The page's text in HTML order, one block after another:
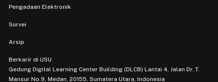
Pengadaan Elektronik
Survei
Arsip
Berkarir di USU
Gedung Digital Learning Center Building (DLCB) Lantai 4, Jalan Dr. T.
Mansur No.9, Medan, 20155, Sumatera Utara, Indonesia